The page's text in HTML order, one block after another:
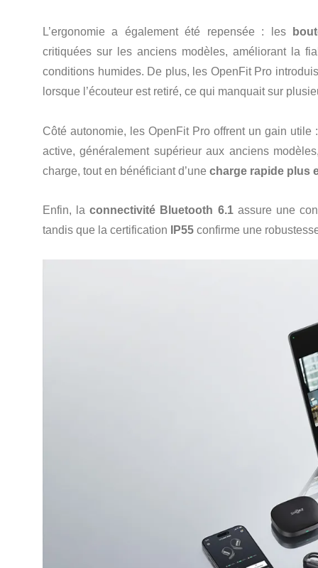
L’ergonomie a également été repensée : les
critiquées sur les anciens modèles, améliorant la
conditions humides. De plus, les OpenFit Pro
lorsque l’écouteur est retiré, ce qui manquait sur
Côté autonomie, les OpenFit Pro offrent un gain utile :
active, généralement supérieur aux anciens
charge, tout en bénéficiant d’une charge rapide plus
Enfin, laconnectivité Bluetooth 6.1assure une
tandis que la certification
IP55 confirme une